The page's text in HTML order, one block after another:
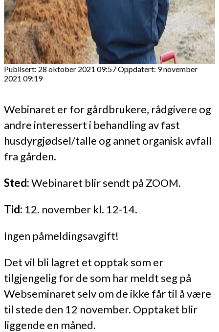
Publisert: 28 oktober 2021 09:57Oppdatert: 9 november
2021 09:19
Webinaret er for gårdbrukere, rådgivere og
andre interessert i behandling av fast
husdyrgjødsel/talle og annet organisk avfall
fra gården.
Sted:Webinaret blir sendt på ZOOM.
Tid: 12. november kl. 12-14.
Ingen påmeldingsavgift!
Det vil bli lagret et opptak som er
tilgjengelig for de som har meldt seg på
Webseminaret selv om de ikke får til å være
til stede den 12 november. Opptaket blir
liggende en måned.